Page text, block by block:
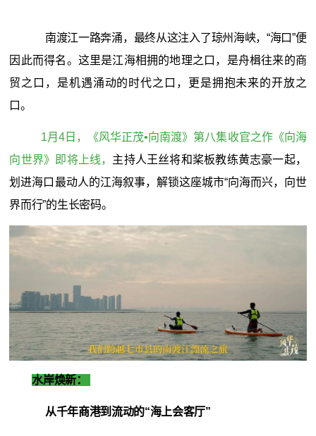
南渡江一路奔涌，最终从这注入了琼州海峡，“海口”便
因此而得名。这里是江海相拥的地理之口，是舟楫往来的商
贸之口，是机遇涌动的时代之口，更是拥抱未来的开放之
口。
1月4日，《风华正茂•向南渡》第八集收官之作《向海
向世界》即将上线， 主持人王丝将和桨板教练黄志豪一起，
划进海口最动人的江海叙事，解锁这座城市“向海而兴，向世
界而行”的生长密码。
水岸焕新：
从千年商港到流动的“海上会客厅”